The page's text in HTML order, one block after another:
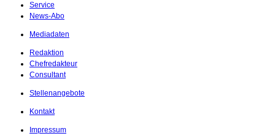
Service
News-Abo
Mediadaten
Redaktion
Chefredakteur
Consultant
Stellenangebote
Kontakt
Impressum